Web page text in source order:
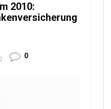
2010:
0